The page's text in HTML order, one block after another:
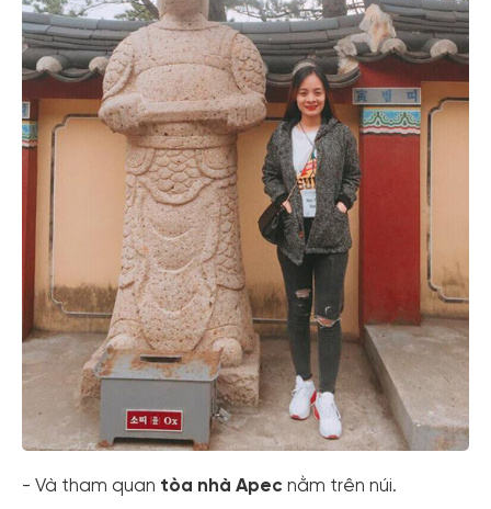
- Và tham quan tòa nhà Apec nằm trên núi.